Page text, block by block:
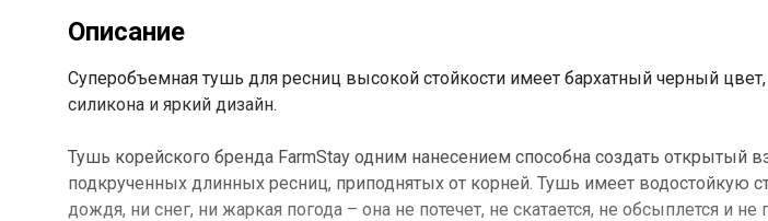
Описание
Суперобъемная тушь для ресниц высокой стойкости имеет бархатный черный
силикона и яркий дизайн.
Тушь корейского бренда FarmStay одним нанесением способна создать открытый
подкрученных длинных ресниц, приподнятых от корней. Тушь имеет водостойкую
дождя, ни снег, ни жаркая погода – она не потечет, не скатается, не обсыплется и не